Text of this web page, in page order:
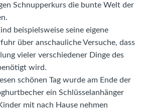
Schnupperkurs die bunte Welt der
beispielsweise seine eigene
über anschauliche Versuche, dass
vieler verschiedener Dinge des
wird.
schönen Tag wurde am Ende der
ein Schlüsselanhänger
mit nach Hause nehmen